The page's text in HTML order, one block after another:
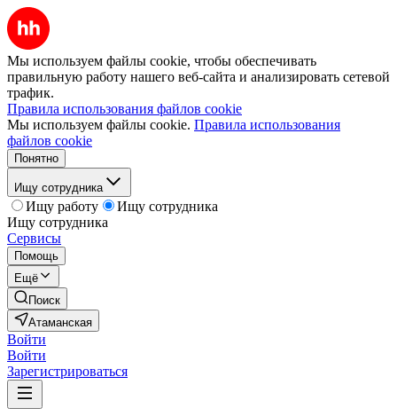
Мы используем файлы cookie, чтобы обеспечивать
правильную работу нашего веб-сайта и анализировать сетевой
трафик.
Правила использования файлов cookie
Мы используем файлы cookie. Правила использования
файлов cookie
Понятно
Ищу сотрудника
Ищу работу
Ищу сотрудника
Ищу сотрудника
Сервисы
Помощь
Ещё
Поиск
Атаманская
Войти
Войти
Зарегистрироваться